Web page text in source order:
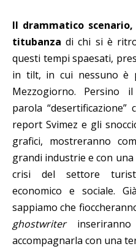
Il drammatico
titubanza di chi si è
questi tempi spaesati,
in tilt, in cui nessuno è
Mezzogiorno. Persino
parola
report Svimez e gli
grafici, mostreranno
grandi industrie e con
crisi del settore
economico e sociale.
sappiamo che
ghostwriter
accompagnarla con una